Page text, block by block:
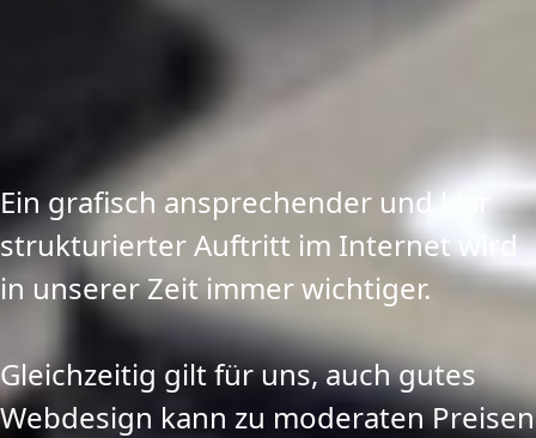
Ein grafisch ansprechender und klar
strukturierter Auftritt im Internet wird
in unserer Zeit immer wichtiger.
Gleichzeitig gilt für uns, auch gutes
Webdesign kann zu moderaten Preisen